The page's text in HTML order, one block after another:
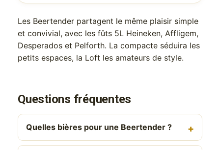
Les Beertender partagent le même plaisir simple
et convivial, avec les fûts 5L Heineken, Affligem,
Desperados et Pelforth. La compacte séduira les
petits espaces, la Loft les amateurs de style.
Questions fréquentes
Quelles bières pour une Beertender ?